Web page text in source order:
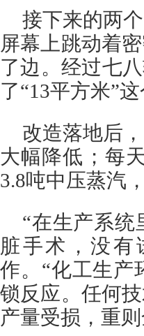
接下来的两
屏幕上跳动着
了边。经过七
了“13平方米”这
改造落地后
大幅降低；每
3.8吨中压蒸汽
“在生产系统
脏手术，没有
作。“化工生产
锁反应。任何
产量受损，重